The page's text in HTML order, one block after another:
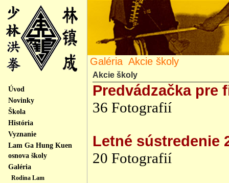
Úvod
Novinky
Škola
História
Vyznanie
Lam Ga Hung Kuen
osnova školy
Galéria
Rodina Lam
Galéria Akcie školy
Akcie školy
Predvádzačka pre
36 Fotografií
Letné sústredenie
20 Fotografií